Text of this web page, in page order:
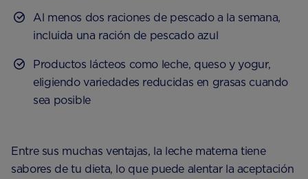
Al menos dos raciones de pescado a la semana,
incluida una ración de pescado azul
Productos lácteos como leche, queso y yogur,
eligiendo variedades reducidas en grasas cuando
sea posible
Entre sus muchas ventajas, la leche materna tiene
sabores de tu dieta, lo que puede alentar la aceptación